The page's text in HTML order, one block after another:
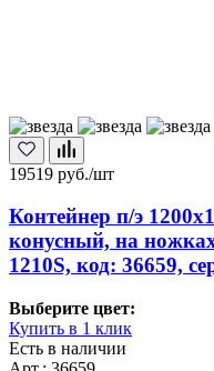
19519 руб./шт
Контейнер п/э
конусный, на
1210S, код: 36659,
Выберите цвет:
Купить в 1 клик
Есть в наличии